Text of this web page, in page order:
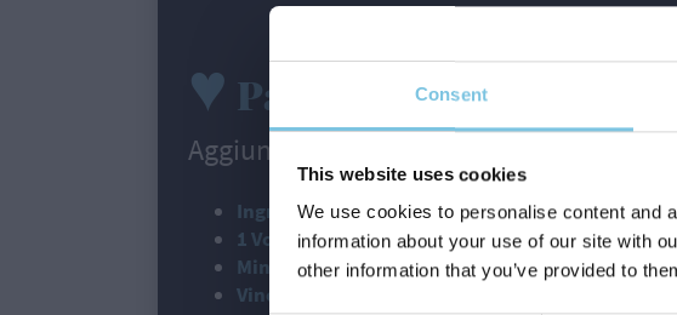
Consent
This website uses cookies
We use cookies to personalise content and
information about your use of our site with
other information that you’ve provided to
♥ Pacchetto Relax
Aggiungi al tuo soggiorno:
Ingresso giornaliero al centro benesserecon
1 Voucherdel valore di € 20,00 (a camera) per i
Minibarin camera rifornito giornalmente di
Vino